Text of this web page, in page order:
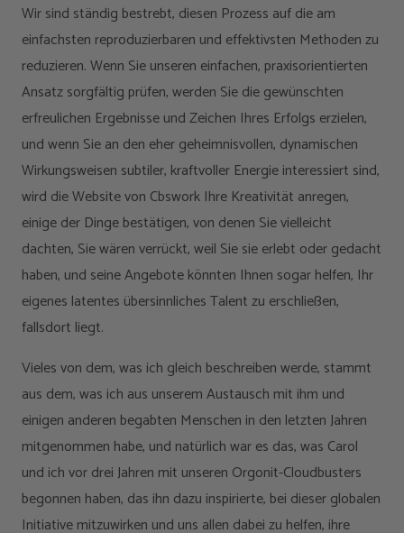
Wir sind ständig bestrebt, diesen Prozess auf die am
einfachsten reproduzierbaren und effektivsten Methoden zu
reduzieren. Wenn Sie unseren einfachen, praxisorientierten
Ansatz sorgfältig prüfen, werden Sie die gewünschten
erfreulichen Ergebnisse und Zeichen Ihres Erfolgs erzielen,
und wenn Sie an den eher geheimnisvollen, dynamischen
Wirkungsweisen subtiler, kraftvoller Energie interessiert sind,
wird die Website von Cbswork Ihre Kreativität anregen,
einige der Dinge bestätigen, von denen Sie vielleicht
dachten, Sie wären verrückt, weil Sie sie erlebt oder gedacht
haben, und seine Angebote könnten Ihnen sogar helfen, Ihr
eigenes latentes übersinnliches Talent zu erschließen,
fallsdort liegt.
Vieles von dem, was ich gleich beschreiben werde, stammt
aus dem, was ich aus unserem Austausch mit ihm und
einigen anderen begabten Menschen in den letzten Jahren
mitgenommen habe, und natürlich war es das, was Carol
und ich vor drei Jahren mit unseren Orgonit-Cloudbusters
begonnen haben, das ihn dazu inspirierte, bei dieser globalen
Initiative mitzuwirken und uns allen dabei zu helfen, ihre